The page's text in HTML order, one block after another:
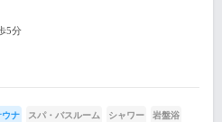
5分
ウナ スパ・バスルーム シャワー 岩盤浴